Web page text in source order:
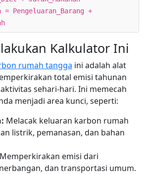
= Pengeluaran_Barang +
Kalkulator Ini
rumah tangga ini adalah alat
total emisi tahunan
sehari-hari. Ini memecah
menjadi area kunci, seperti:
Melacak keluaran karbon rumah
listrik, pemanasan, dan bahan
Memperkirakan emisi dari
dan transportasi umum.